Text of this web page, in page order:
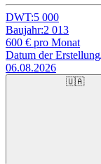
DWT:5 000
Baujahr:2 013
600 € pro Monat
Datum der
06.08.2026
🇺🇦